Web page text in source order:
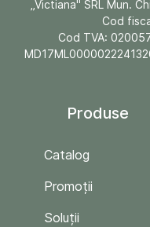
„Victiana" SRL Mun.
Cod
Cod TVA:
Produse
Catalog
Promoții
Soluții